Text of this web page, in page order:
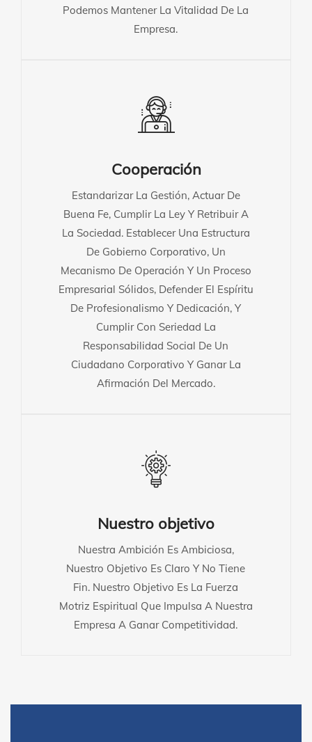
Podemos Mantener La Vitalidad De La
Empresa.
Cooperación
Estandarizar La Gestión, Actuar De
Buena Fe, Cumplir La Ley Y Retribuir A
La Sociedad. Establecer Una Estructura
De Gobierno Corporativo, Un
Mecanismo De Operación Y Un Proceso
Empresarial Sólidos, Defender El Espíritu
De Profesionalismo Y Dedicación, Y
Cumplir Con Seriedad La
Responsabilidad Social De Un
Ciudadano Corporativo Y Ganar La
Afirmación Del Mercado.
Nuestro objetivo
Nuestra Ambición Es Ambiciosa,
Nuestro Objetivo Es Claro Y No Tiene
Fin. Nuestro Objetivo Es La Fuerza
Motriz Espiritual Que Impulsa A Nuestra
Empresa A Ganar Competitividad.